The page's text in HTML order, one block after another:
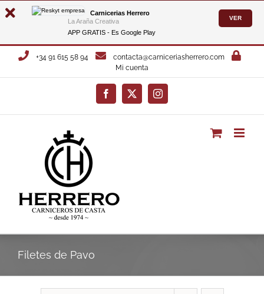
Carnicerias Herrero
La Araña Creativa
APP GRATIS - Es Google Play
VER
Saltar
+34 91 615 58 94
contacta@carniceriasherrero.com
Mi cuenta
Facebook
X Instagram
Filetes de Pavo